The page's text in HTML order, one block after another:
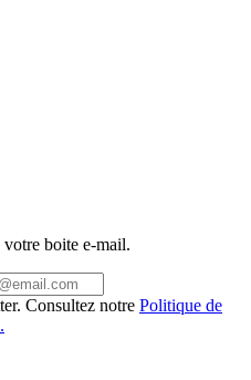
boite e-mail.
Consultez notre Politique de